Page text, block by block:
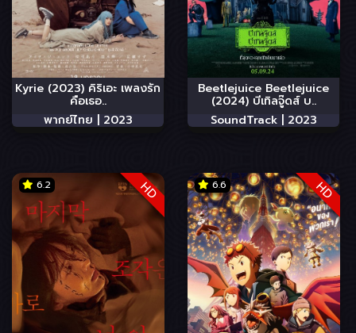
Kyrie (2023) คิริเอะ เพลงรัก
คือเธอ..
พากย์ไทย | 2023
Beetlejuice Beetlejuice
(2024) บีเทิลจู๊ดส์ บ..
SoundTrack | 2023
HD
6.2 HD
6.6